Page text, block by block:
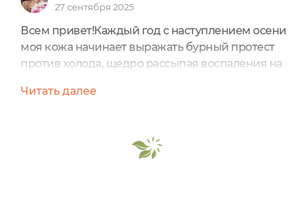
27 сентября 2025
Всем привет!Каждый год с наступлением осени
моя кожа начинает выражать бурный протест
против холода, щедро рассыпая воспаления на
организм витаминами и параллельно выбираю
влагой и полезными веществами. Так в моём
уходе оказался УВЛАЖНЯЮЩИЙ КРЕМ-
Читать далее